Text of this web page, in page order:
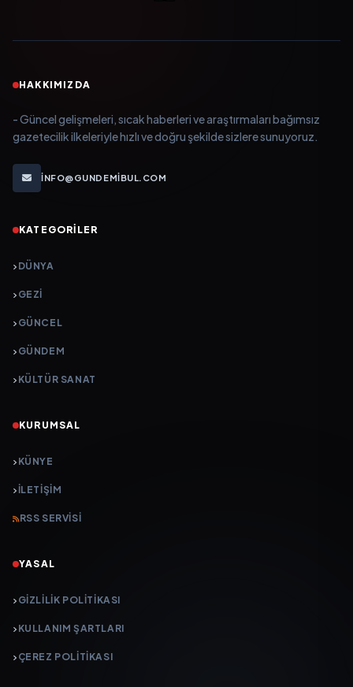
HAKKIMIZDA
- Güncel gelişmeleri, sıcak haberleri ve araştırmaları bağımsız
gazetecilik ilkeleriyle hızlı ve doğru şekilde sizlere sunuyoruz.
INFO@GUNDEMIBUL.COM
KATEGORILER
DÜNYA
GEZI
GÜNCEL
GÜNDEM
KÜLTÜR SANAT
KURUMSAL
KÜNYE
İLETIŞIM
RSS SERVISI
YASAL
GIZLILIK POLITIKASI
KULLANIM ŞARTLARI
ÇEREZ POLITIKASI